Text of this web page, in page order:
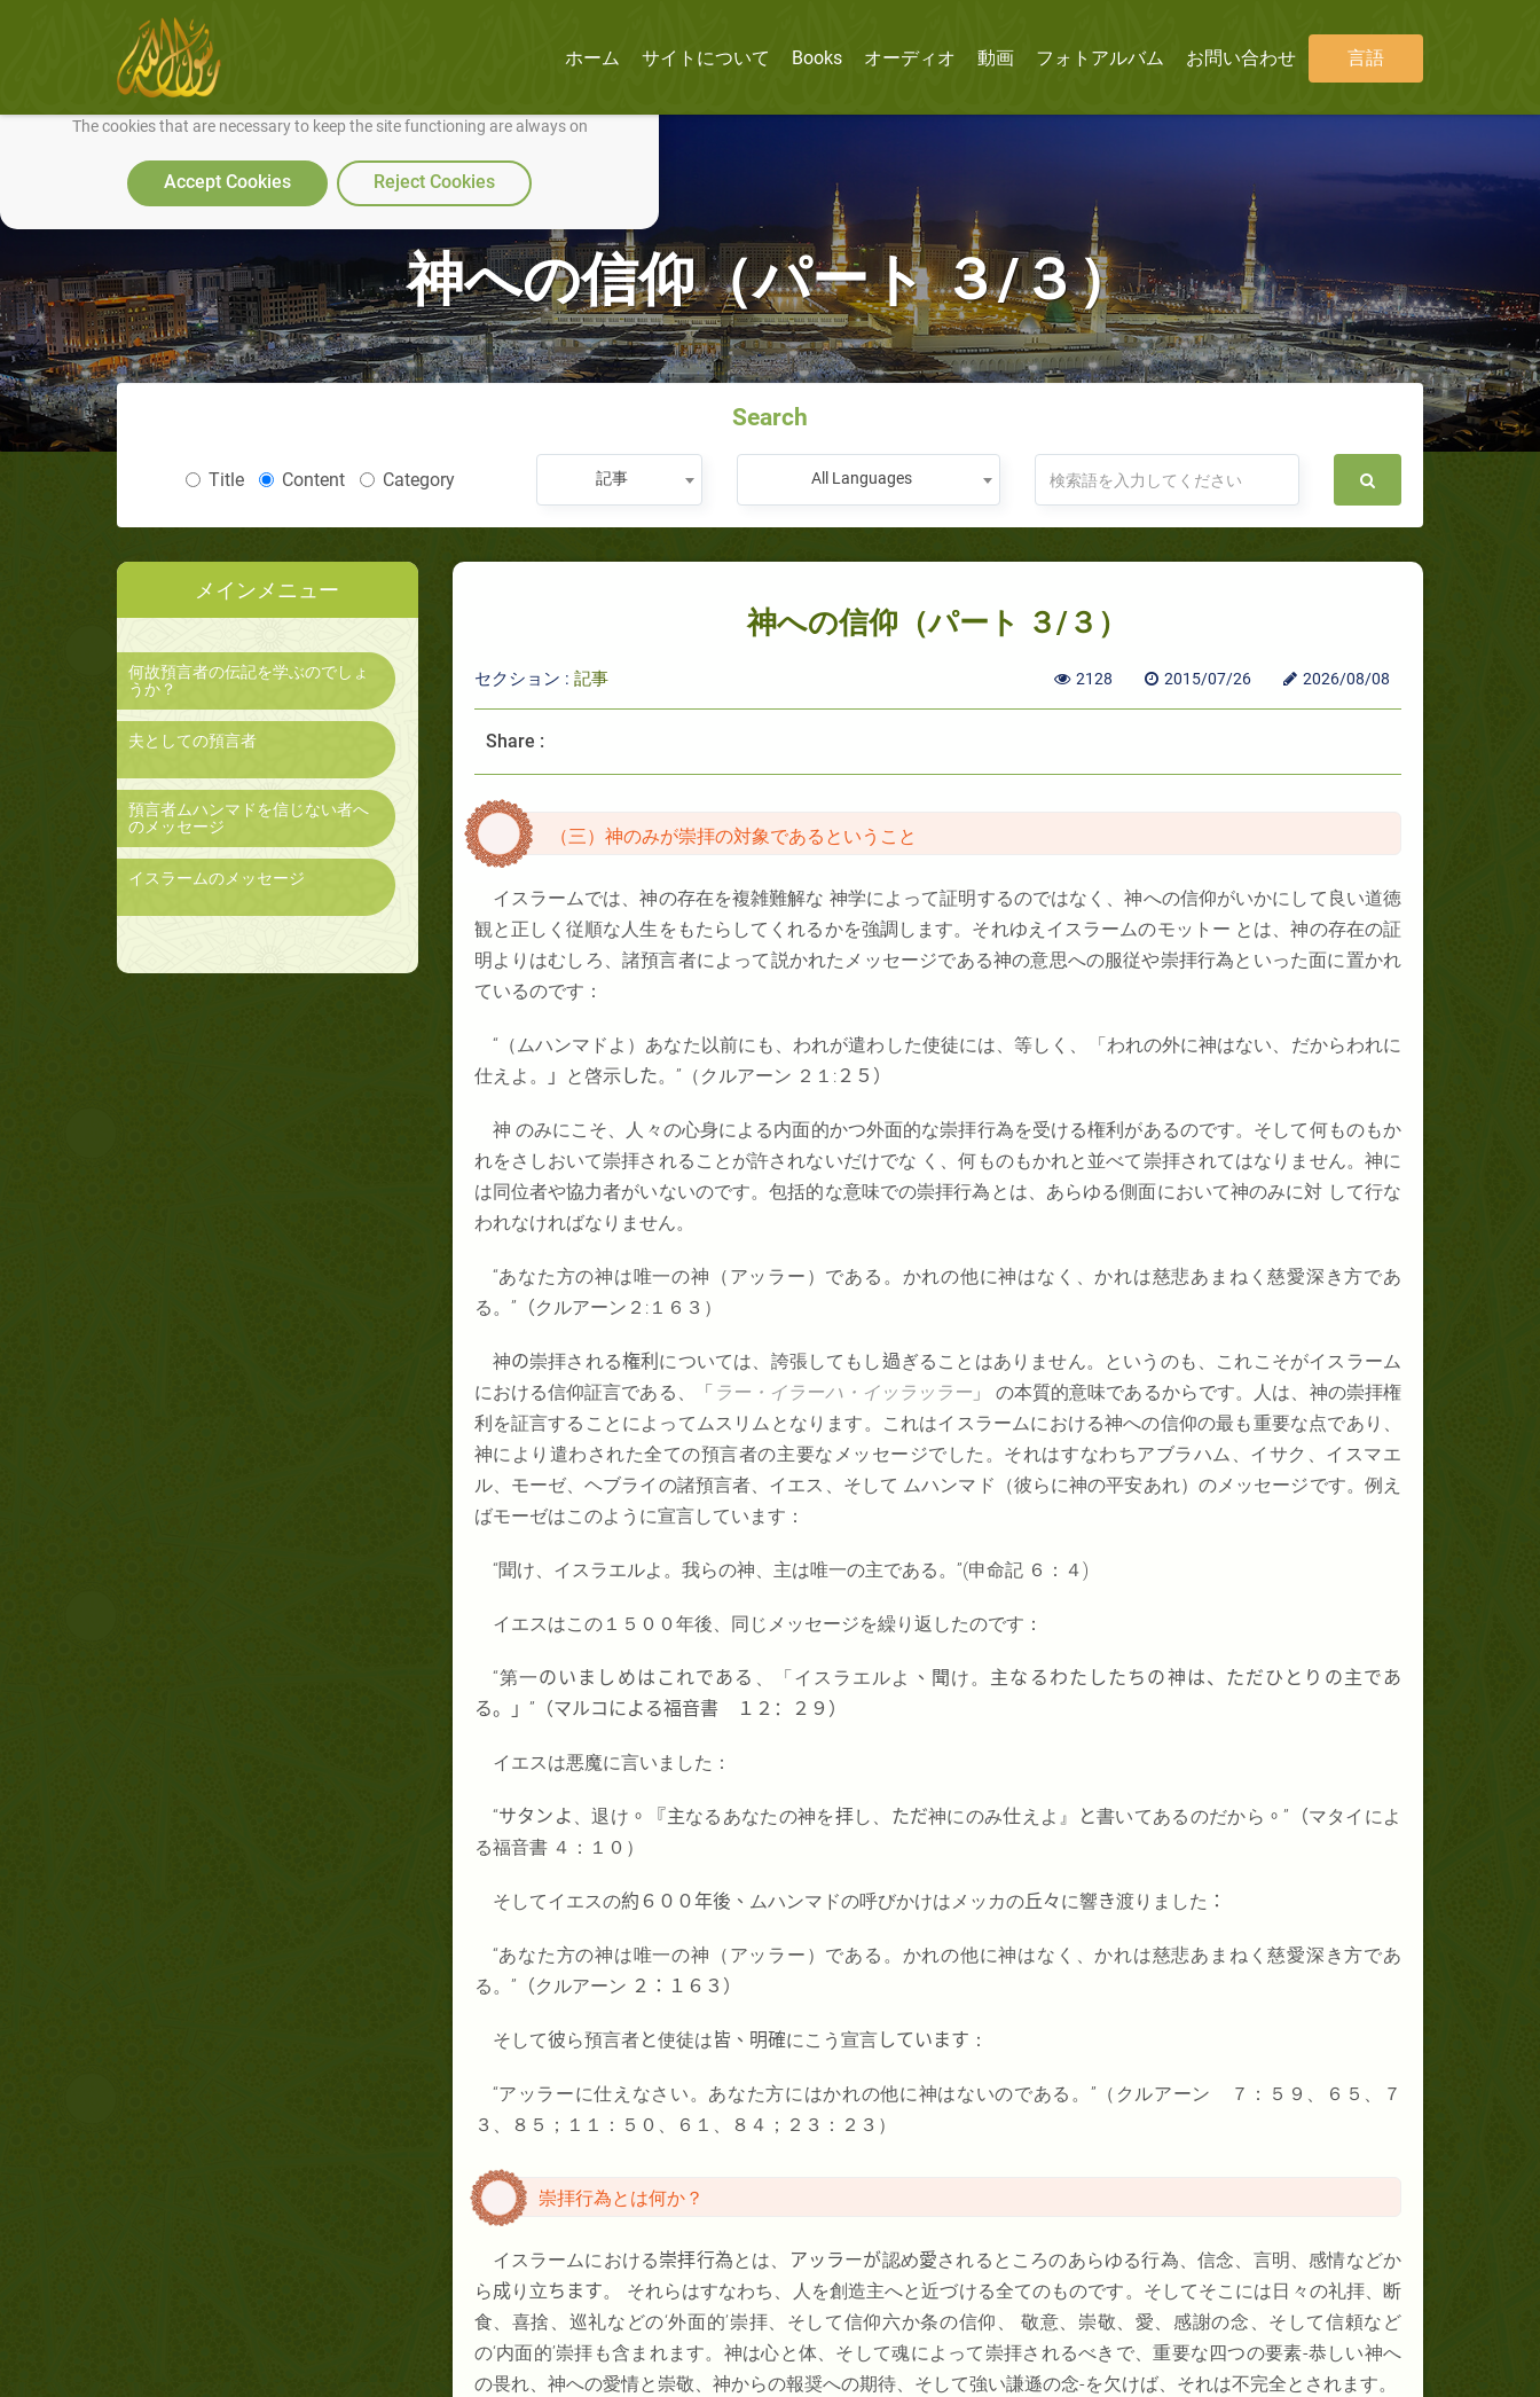
We use cookies to make our site work well for you and so we can continually improve it.
The cookies that are necessary to keep the site functioning are always on
Accept Cookies Reject Cookies
ホーム サイトについて Books オーディオ 動画 フォトアルバム お問い合わせ 言語
神への信仰（パート ３/３）
Search
Title Content Category 記事 All Languages
メインメニュー
何故預言者の伝記を学ぶのでしょ
うか？
夫としての預言者
預言者ムハンマドを信じない者へ
のメッセージ
イスラームのメッセージ
神への信仰（パート ３/３）
セクション : 記事 2128 2015/07/26 2026/08/08
Share :
（三）神のみが崇拝の対象であるということ
イスラームでは、神の存在を複雑難解な 神学によって証明するのではなく、神への信仰がいかにして良い道徳
観と正しく従順な人生をもたらしてくれるかを強調します。それゆえイスラームのモットー とは、神の存在の証
明よりはむしろ、諸預言者によって説かれたメッセージである神の意思への服従や崇拝行為といった面に置かれ
ているのです：
“（ムハンマドよ）あなた以前にも、われが遣わした使徒には、等しく、「われの外に神はない、だからわれに
仕えよ。
」 と啓示した。”（クルアーン ２１:２５）
神 のみにこそ、人々の心身による内面的かつ外面的な崇拝行為を受ける権利があるのです。そして何ものもか
れをさしおいて崇拝されることが許されないだけでな く、何ものもかれと並べて崇拝されてはなりません。神に
は同位者や協力者がいないのです。包括的な意味での崇拝行為とは、あらゆる側面において神のみに対 して行な
われなければなりません。
“あなた方の神は唯一の神（アッラー）である。かれの他に神はなく、かれは慈悲あまねく慈愛深き方であ
る。 ”（クルアーン２:１６３）
神の崇拝される権利 については、誇張してもし過ぎることはありません。というのも、これこそがイスラーム
における信仰証言である、「 ラー・イラーハ・イッラッラー 」 の本質的意味であるからです。人は、神の崇拝権
利を証言することによってムスリムとなります。これはイスラームにおける神への信仰の最も重要な点であり、
神により遣わされた全ての預言者の主要なメッセージでした。それはすなわちアブラハム、イサク、イスマエ
ル、モーゼ、ヘブライの諸預言者、イエス、そして ムハンマド（彼らに神の平安あれ）のメッセージです。例え
ばモーゼはこのように宣言しています：
“聞け、イスラエルよ。我らの神、主は唯一の主である。 ”(申命記 ６：４)
イエスはこの１５００年後、同じメッセージを繰り返したのです：
“第一のいましめはこれである 、「イスラエルよ 、聞 け。 主なるわたしたちの神は、ただひとりの主であ
る。」 ” （マルコによる福音書 １２：２９）
イエスは悪魔に言いました：
“サタンよ 、退け 。『主なるあなたの神を拝し、 ただ神にのみ仕 えよ』 と書いてあるのだから 。”（マタイによ
る福音書 ４：１０）
そしてイエスの約６００年後、 ムハンマドの呼びかけはメッカの丘々に響き渡りました ：
“あなた方の神は唯一の神（アッラー）である。かれの他に神はなく、かれは慈悲あまねく慈愛深き方であ
る。 ”（クルアーン ２：１６３）
そして彼ら預言者と使徒は皆、明確にこう宣言しています ：
“アッラーに仕えなさい。あなた方にはかれの他に神はないのである。”（クルアーン ７：５９、６５、７
３、８５；１１：５０、６１、８４；２３：２３）
崇拝行為とは何か？
イスラームにおける崇拝行為とは、 アッラーが認め愛されるところのあらゆる行為、信念、言明、感情などか
ら成り立ちます。 それらはすなわち、人を創造主へと近づける全てのものです。そしてそこには日々の礼拝、断
食、喜捨、巡礼などの‘外面的’崇拝、そして信仰六か条の信仰、 敬意、崇敬、愛、感謝の念、そして信頼など
の‘内面的’崇拝も含まれます。神は心と体、そして魂によって崇拝されるべきで、重要な四つの要素‐恭しい神へ
の畏れ、神への愛情と崇敬、神からの報奨への期待、そして強い謙遜の念‐を欠けば、それは不完全とされます。